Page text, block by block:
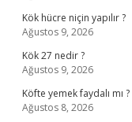
Kök hücre niçin yapılır ?
Ağustos 9, 2026
Kök 27 nedir ?
Ağustos 9, 2026
Köfte yemek faydalı mı ?
Ağustos 8, 2026